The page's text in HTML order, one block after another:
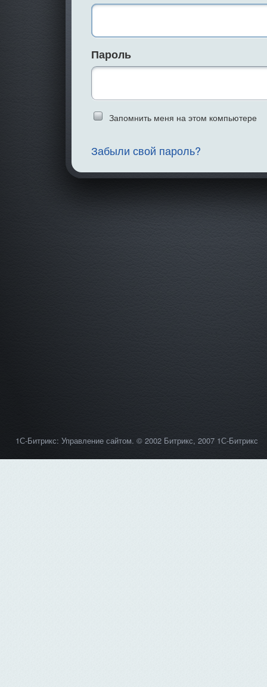
1С-Битрикс: Управление сайтом. © 2002 Битрикс, 2007 1С-Битрикс
Пароль
Запомнить меня на этом компьютере
Забыли свой пароль?